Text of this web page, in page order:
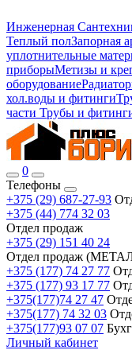
Инженерная
Теплый полЗапорная
уплотнительные
приборыМетизы и
оборудование
хол.воды и фитинги
части Трубы и
0
Телефоны
+375 (29) 687-27-93
+375 (44) 774 32 03
Отдел продаж
+375 (29) 151 40 24
Отдел продаж
+375 (177) 74 27 77
+375 (177) 93 17 77
+375(177)74 27 47
+375(177) 74 32 03
+375(177)93 07 07
Личный кабинет